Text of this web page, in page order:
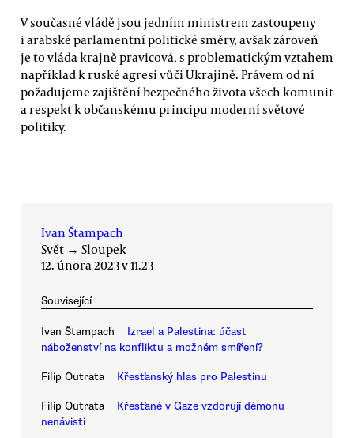
V současné vládě jsou jedním ministrem zastoupeny
i arabské parlamentní politické směry, avšak zároveň
je to vláda krajně pravicová, s problematickým vztahem
například k ruské agresi vůči Ukrajině. Právem od ní
požadujeme zajištění bezpečného života všech komunit
a respekt k občanskému principu moderní světové
politiky.
Ivan Štampach
Svět → Sloupek
12. února 2023 v 11.23
Související
Ivan Štampach
Izrael a Palestina: účast
náboženství na konfliktu a možném smíření?
Filip Outrata Křesťanský hlas pro Palestinu
Filip Outrata
Křesťané v Gaze vzdorují démonu
nenávisti